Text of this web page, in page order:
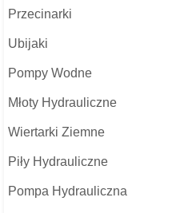
Przecinarki
Ubijaki
Pompy Wodne
Młoty Hydrauliczne
Wiertarki Ziemne
Piły Hydrauliczne
Pompa Hydrauliczna